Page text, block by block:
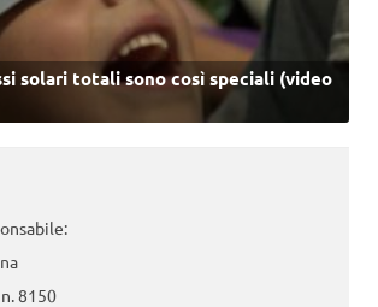
solari totali sono così speciali (video
8150